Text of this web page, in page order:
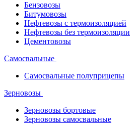
Бензовозы
Битумовозы
Нефтевозы с термоизоляцией
Нефтевозы без термоизоляции
Цементовозы
Самосвальные
Самосвальные полуприцепы
Зерновозы
Зерновозы бортовые
Зерновозы самосвальные